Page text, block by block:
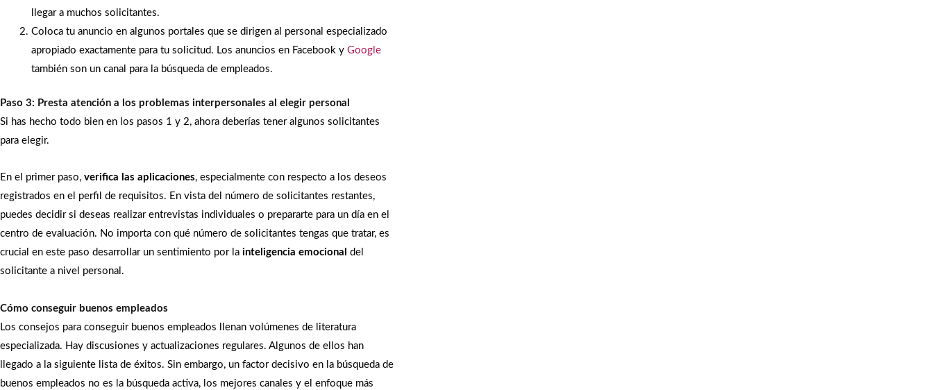
llegar a muchos solicitantes.
Coloca tu anuncio en algunos portales que se dirigen al personal especializado
apropiado exactamente para tu solicitud. Los anuncios en Facebook y Google
también son un canal para la búsqueda de empleados.
Paso 3: Presta atención a los problemas interpersonales al elegir personal
Si has hecho todo bien en los pasos 1 y 2, ahora deberías tener algunos solicitantes
para elegir.
En el primer paso, verifica las aplicaciones, especialmente con respecto a los deseos
registrados en el perfil de requisitos. En vista del número de solicitantes restantes,
puedes decidir si deseas realizar entrevistas individuales o prepararte para un día en el
centro de evaluación. No importa con qué número de solicitantes tengas que tratar, es
crucial en este paso desarrollar un sentimiento por la inteligencia emocional del
solicitante a nivel personal.
Cómo conseguir buenos empleados
Los consejos para conseguir buenos empleados llenan volúmenes de literatura
especializada. Hay discusiones y actualizaciones regulares. Algunos de ellos han
llegado a la siguiente lista de éxitos. Sin embargo, un factor decisivo en la búsqueda de
buenos empleados no es la búsqueda activa, los mejores canales y el enfoque más